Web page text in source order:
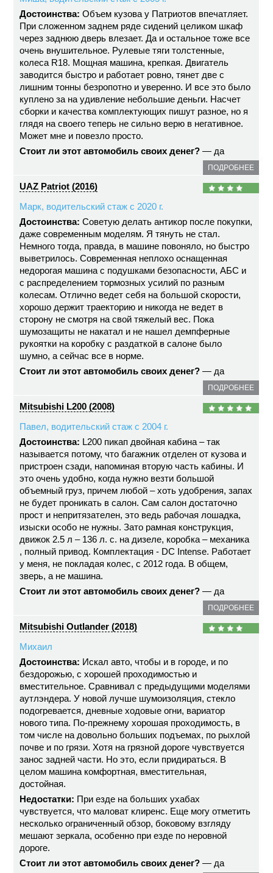
Достоинства: Объем кузова у Патриотов впечатляет.
При сложенном заднем ряде сидений целиком шкаф
через заднюю дверь влезает. Да и остальное тоже все
очень внушительное. Рулевые тяги толстенные,
колеса R18. Мощная машина, крепкая. Двигатель
заводится быстро и работает ровно, тянет две с
лишним тонны безропотно и уверенно. И все это было
куплено за на удивление небольшие деньги. Насчет
сборки и качества комплектующих пишут разное, но я
глядя на своего теперь не сильно верю в негативное.
Может мне и повезло просто.
Стоит ли этот автомобиль своих денег? — да
ПОДРОБНЕЕ
UAZ Patriot (2016)
Марк, водительский стаж с 2020 г.
Достоинства: Советую делать антикор после покупки,
даже современным моделям. Я тянуть не стал.
Немного тогда, правда, в машине повоняло, но быстро
выветрилось. Современная неплохо оснащенная
недорогая машина с подушками безопасности, АБС и
с распределением тормозных усилий по разным
колесам. Отлично ведет себя на большой скорости,
хорошо держит траекторию и никогда не ведет в
сторону не смотря на свой тяжелый вес. Пока
шумозащиты не накатал и не нашел демпферные
рукоятки на коробку с раздаткой в салоне было
шумно, а сейчас все в норме.
Стоит ли этот автомобиль своих денег? — да
ПОДРОБНЕЕ
Mitsubishi L200 (2008)
Павел, водительский стаж с 2004 г.
Достоинства: L200 пикап двойная кабина – так
называется потому, что багажник отделен от кузова и
пристроен сзади, напоминая вторую часть кабины. И
это очень удобно, когда нужно везти большой
объемный груз, причем любой – хоть удобрения, запах
не будет проникать в салон. Сам салон достаточно
прост и непритязателен, это ведь рабочая лошадка,
изыски особо не нужны. Зато рамная конструкция,
движок 2.5 л – 136 л. с. на дизеле, коробка – механика
, полный привод. Комплектация - DC Intense. Работает
у меня, не покладая колес, с 2012 года. В общем,
зверь, а не машина.
Стоит ли этот автомобиль своих денег? — да
ПОДРОБНЕЕ
Mitsubishi Outlander (2018)
Михаил
Достоинства: Искал авто, чтобы и в городе, и по
бездорожью, с хорошей проходимостью и
вместительное. Сравнивал с предыдущими моделями
аутлэндера. У новой лучше шумоизоляция, стекло
подогревается, дневные ходовые огни, вариатор
нового типа. По-прежнему хорошая проходимость, в
том числе на довольно больших подъемах, по рыхлой
почве и по грязи. Хотя на грязной дороге чувствуется
занос задней части. Но это, если придираться. В
целом машина комфортная, вместительная,
достойная.
Недостатки: При езде на больших ухабах
чувствуется, что маловат клиренс. Еще могу отметить
несколько ограниченный обзор, боковому взгляду
мешают зеркала, особенно при езде по неровной
дороге.
Стоит ли этот автомобиль своих денег? — да